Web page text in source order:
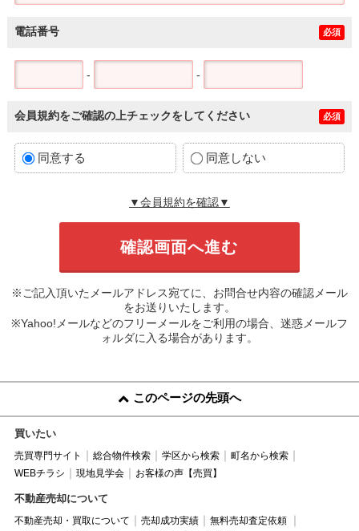
電話番号 必須
- -
会員規約をご確認の上チェックをしてください 必須
同意する 同意しない
▼会員規約を確認▼
※ご記入頂いたメールアドレス宛てに、お問合せ内容の確認メール
をお送りいたします。
※Yahoo!メールなどのフリーメールをご利用の場合、迷惑メールフ
ォルダに入る場合があります。
このページの先頭へ
買いたい
売買専門サイト 総合物件検索 学区から検索
町名から検索
WEBチラシ
現地見学会 お客様の声【売買】
不動産売却について
不動産売却・買取について 売却成功実績
無料売却査定依頼